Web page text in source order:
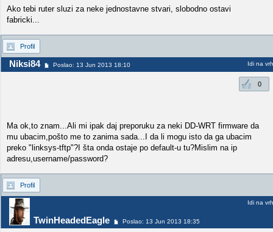
Ako tebi ruter sluzi za neke jednostavne stvari, slobodno ostavi
fabricki...
Profil
Niksi84 Poslao: 13 Jun 2013 18:10 Idi na vrh
0
Ma ok,to znam...Ali mi ipak daj preporuku za neki DD-WRT firmware da
mu ubacim,pošto me to zanima sada...I da li mogu isto da ga ubacim
preko "linksys-tftp"?I šta onda ostaje po default-u tu?Mislim na ip
adresu,username/password?
Profil
TwinHeadedEagle Poslao: 13 Jun 2013 18:35
Idi na vrh